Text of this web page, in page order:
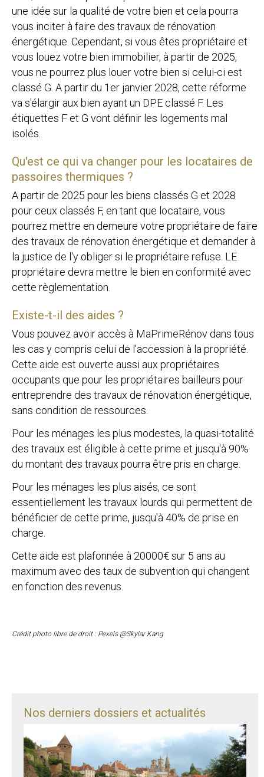
une idée sur la qualité de votre bien et cela pourra
vous inciter à faire des travaux de rénovation
énergétique. Cependant, si vous êtes propriétaire et
vous louez votre bien immobilier, à partir de 2025,
vous ne pourrez plus louer votre bien si celui-ci est
classé G. A partir du 1er janvier 2028, cette réforme
va s'élargir aux bien ayant un DPE classé F. Les
étiquettes F et G vont définir les logements mal
isolés.
Qu'est ce qui va changer pour les locataires de
passoires thermiques ?
A partir de 2025 pour les biens classés G et 2028
pour ceux classés F, en tant que locataire, vous
pourrez mettre en demeure votre propriétaire de faire
des travaux de rénovation énergétique et demander à
la justice de l'y obliger si le propriétaire refuse. LE
propriétaire devra mettre le bien en conformité avec
cette règlementation.
Existe-t-il des aides ?
Vous pouvez avoir accès à MaPrimeRénov dans tous
les cas y compris celui de l'accession à la propriété.
Cette aide est ouverte aussi aux propriétaires
occupants que pour les propriétaires bailleurs pour
entreprendre des travaux de rénovation énergétique,
sans condition de ressources.
Pour les ménages les plus modestes, la quasi-totalité
des travaux est éligible à cette prime et jusqu'à 90%
du montant des travaux pourra être pris en charge.
Pour les ménages les plus aisés, ce sont
essentiellement les travaux lourds qui permettent de
bénéficier de cette prime, jusqu'à 40% de prise en
charge.
Cette aide est plafonnée à 20000€ sur 5 ans au
maximum avec des taux de subvention qui changent
en fonction des revenus.
Crédit photo libre de droit : Pexels @Skylar Kang
Nos derniers dossiers et actualités